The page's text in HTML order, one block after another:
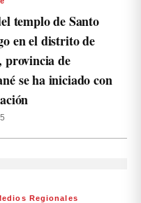
templo de Santo
en el distrito de
provincia de
se ha iniciado con
Regionales